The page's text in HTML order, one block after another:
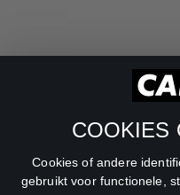
COOKIES
Cookies of andere
gebruikt voor functionele,